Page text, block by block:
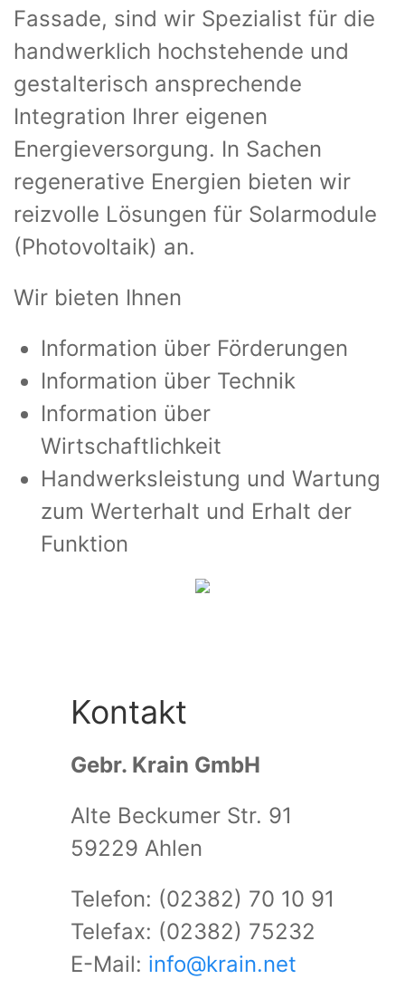
Fassade, sind wir Spezialist für die
handwerklich hochstehende und
gestalterisch ansprechende
Integration Ihrer eigenen
Energieversorgung. In Sachen
regenerative Energien bieten wir
reizvolle Lösungen für Solarmodule
(Photovoltaik) an.
Wir bieten Ihnen
Information über Förderungen
Information über Technik
Information über
Wirtschaftlichkeit
Handwerksleistung und Wartung
zum Werterhalt und Erhalt der
Funktion
Kontakt
Gebr. Krain GmbH
Alte Beckumer Str. 91
59229 Ahlen
Telefon: (02382) 70 10 91
Telefax: (02382) 75232
E-Mail: info@krain.net